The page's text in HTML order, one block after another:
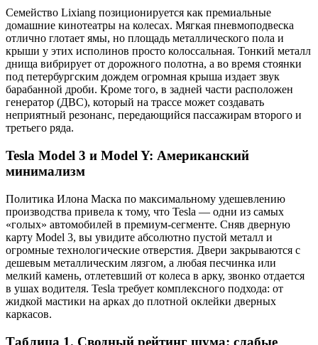
Семейство Lixiang позиционируется как премиальные
домашние кинотеатры на колесах. Мягкая пневмоподвеска
отлично глотает ямы, но площадь металлического пола и
крыши у этих исполинов просто колоссальная. Тонкий металл
днища вибрирует от дорожного полотна, а во время стоянки
под петербургским дождем огромная крыша издает звук
барабанной дроби. Кроме того, в задней части расположен
генератор (ДВС), который на трассе может создавать
неприятный резонанс, передающийся пассажирам второго и
третьего ряда.
Tesla Model 3 и Model Y: Американский
минимализм
Политика Илона Маска по максимальному удешевлению
производства привела к тому, что Tesla — одни из самых
«голых» автомобилей в премиум-сегменте. Сняв дверную
карту Model 3, вы увидите абсолютно пустой металл и
огромные технологические отверстия. Двери закрываются с
дешевым металлическим лязгом, а любая песчинка или
мелкий камень, отлетевший от колеса в арку, звонко отдается
в ушах водителя. Tesla требует комплексного подхода: от
жидкой мастики на арках до плотной оклейки дверных
каркасов.
Таблица 1. Сводный рейтинг шума: слабые